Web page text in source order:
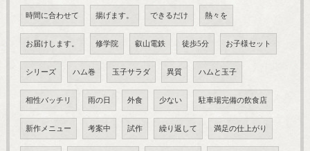
時間に合わせて 揚げます。 できるだけ 熱々を
お届けします。 修学院 叡山電鉄 徒歩5分 お子様セット
シリーズ ハム巻 玉子サラダ 異質 ハムと玉子
相性バッチリ 雨の日 外食 少ない 駐車場完備の飲食店
新作メニュー 考案中 試作 繰り返して 満足の仕上がり